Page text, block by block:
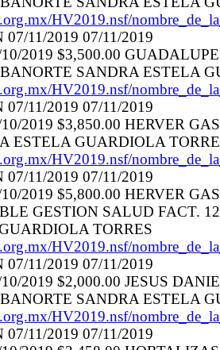
HV2019.nsf/
11/2019 07/11/2019
10/2019 $3,500.00
SANDRA ESTELA
HV2019.nsf/
11/2019 07/11/2019
2019 $3,850.00 HERVER
ESTELA GUARDIOLA
HV2019.nsf/
11/2019 07/11/2019
2019 $5,800.00 HERVER
GESTION SALUD FACT.
TORRES
HV2019.nsf/
11/2019 07/11/2019
2019 $2,000.00 JESUS
SANDRA ESTELA
HV2019.nsf/
11/2019 07/11/2019